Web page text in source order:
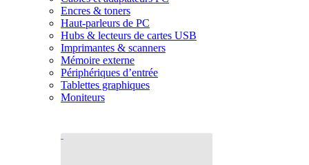
Encres & toners
Haut-parleurs de PC
Hubs & lecteurs de cartes USB
Imprimantes & scanners
Mémoire externe
Périphériques d’entrée
Tablettes graphiques
Moniteurs